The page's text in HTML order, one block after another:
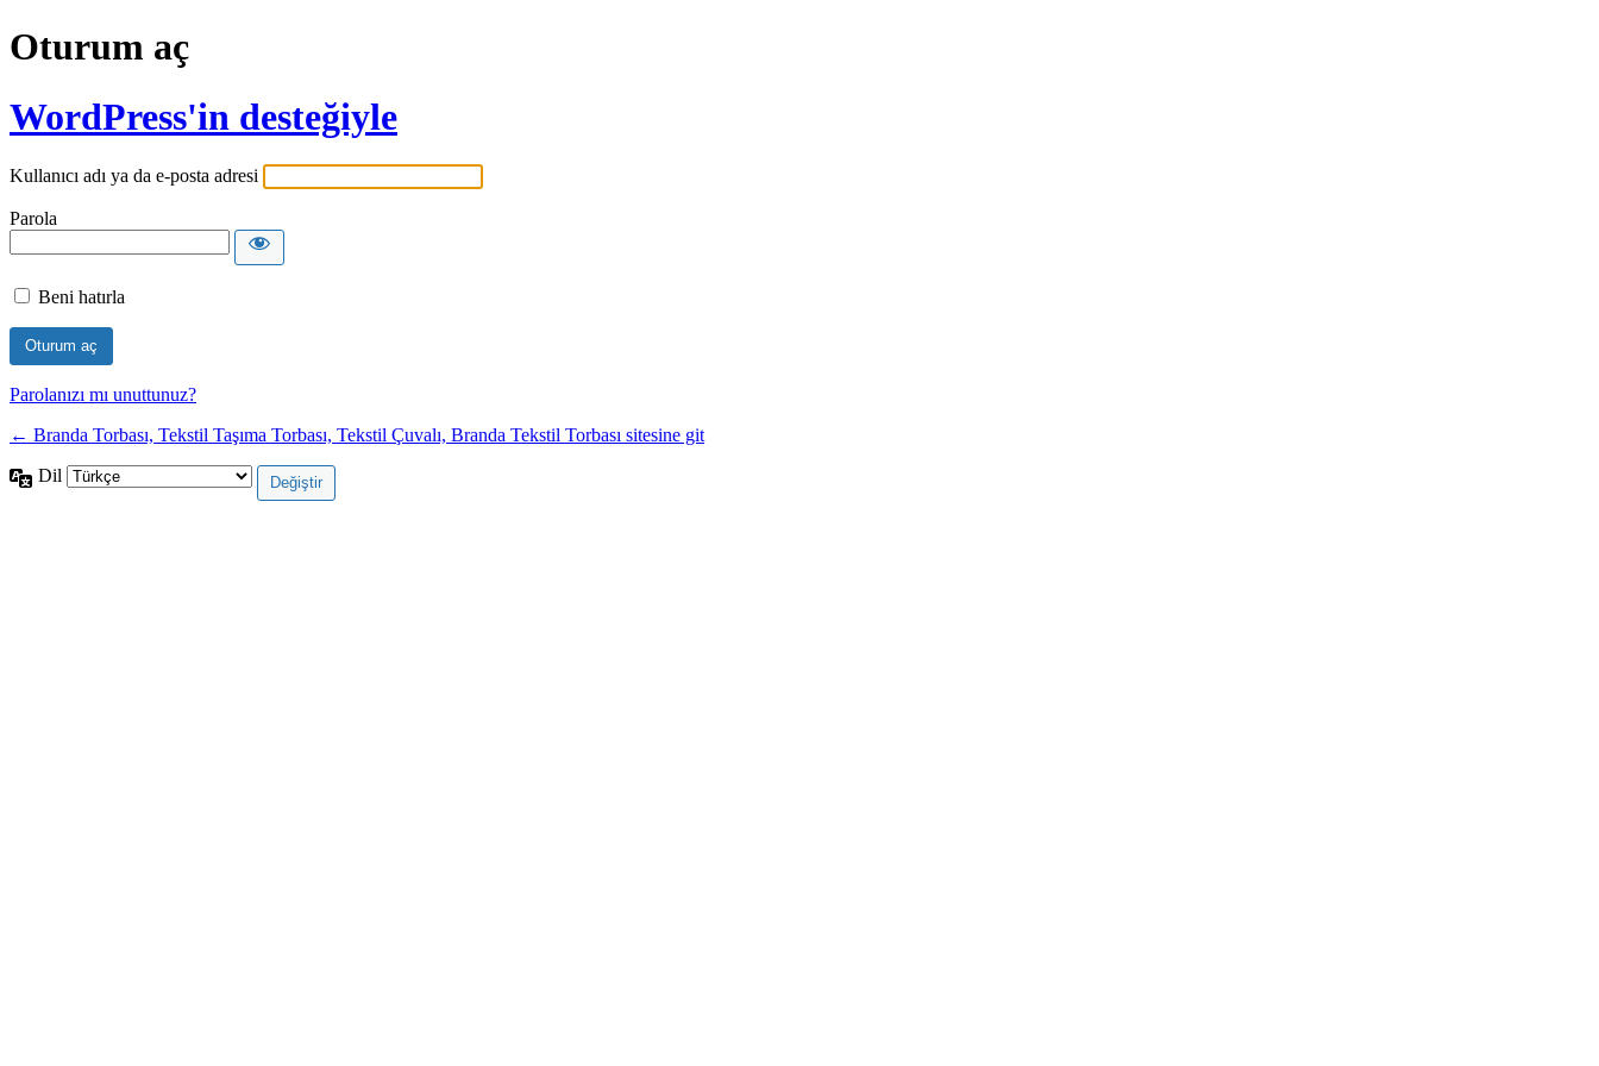
Oturum aç
WordPress'in desteğiyle
Kullanıcı adı ya da e-posta adresi
Parola
Beni hatırla
Parolanızı mı unuttunuz?
← Branda Torbası, Tekstil Taşıma Torbası, Tekstil Çuvalı, Branda Tekstil Torbası sitesine git
Dil